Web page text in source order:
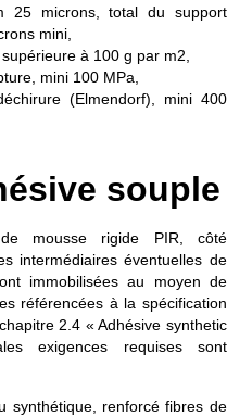
25 microns, total du support
mini,
à 100 g par m2,
mini 100 MPa,
(Elmendorf), mini 400
souple
mousse rigide PIR, côté
intermédiaires éventuelles de
immobilisées au moyen de
référencées à la spécification
2.4 « Adhésive synthetic
exigences requises sont
synthétique, renforcé fibres de